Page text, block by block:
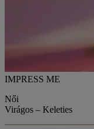
IMPRESS ME
Női
Virágos – Keleties